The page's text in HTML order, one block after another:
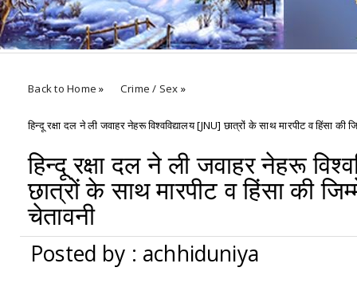
Welcomes You.....
Back to Home » Crime / Sex »
हिन्दू रक्षा दल ने ली जवाहर नेहरू विश्वविद्यालय [JNU] छात्रों के साथ मारपीट व हिंसा की
हिन्दू रक्षा दल ने ली जवाहर नेहरू
छात्रों के साथ मारपीट व हिंसा की
चेतावनी
Posted by : achhiduniya